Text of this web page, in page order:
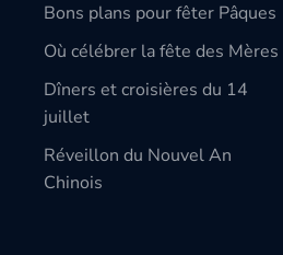
Bons plans pour fêter Pâques
Où célébrer la fête des Mères
Dîners et croisières du 14
juillet
Réveillon du Nouvel An
Chinois